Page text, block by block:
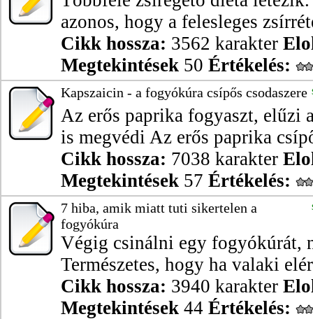
azonos, hogy a felesleges
Cikk hossza: 3562 karakter
Megtekintések 50 Értékelés:
Kapszaicin - a fogyókúra csípős csodaszere
Az erős paprika fogyaszt, elűzi
is megvédi Az erős paprika
Cikk hossza: 7038 karakter
Megtekintések 57 Értékelés:
7 hiba, amik miatt tuti sikertelen a
fogyókúra
Végig csinálni egy fogyókúrát,
Természetes, hogy ha valaki
Cikk hossza: 3940 karakter
Megtekintések 44 Értékelés: